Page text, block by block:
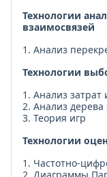
Технологии
взаимосвязей
1. Анализ
Технологии
1. Анализ затрат
2. Анализ
3. Теория игр
Технологии
1. Частотно-